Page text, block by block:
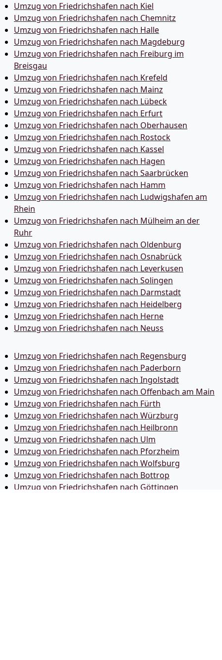
Umzug von Friedrichshafen nach Kiel
Umzug von Friedrichshafen nach Chemnitz
Umzug von Friedrichshafen nach Halle
Umzug von Friedrichshafen nach Magdeburg
Umzug von Friedrichshafen nach Freiburg im
Breisgau
Umzug von Friedrichshafen nach Krefeld
Umzug von Friedrichshafen nach Mainz
Umzug von Friedrichshafen nach Lübeck
Umzug von Friedrichshafen nach Erfurt
Umzug von Friedrichshafen nach Oberhausen
Umzug von Friedrichshafen nach Rostock
Umzug von Friedrichshafen nach Kassel
Umzug von Friedrichshafen nach Hagen
Umzug von Friedrichshafen nach Saarbrücken
Umzug von Friedrichshafen nach Hamm
Umzug von Friedrichshafen nach Ludwigshafen am
Rhein
Umzug von Friedrichshafen nach Mülheim an der
Ruhr
Umzug von Friedrichshafen nach Oldenburg
Umzug von Friedrichshafen nach Osnabrück
Umzug von Friedrichshafen nach Leverkusen
Umzug von Friedrichshafen nach Solingen
Umzug von Friedrichshafen nach Darmstadt
Umzug von Friedrichshafen nach Heidelberg
Umzug von Friedrichshafen nach Herne
Umzug von Friedrichshafen nach Neuss
Umzug von Friedrichshafen nach Regensburg
Umzug von Friedrichshafen nach Paderborn
Umzug von Friedrichshafen nach Ingolstadt
Umzug von Friedrichshafen nach Offenbach am Main
Umzug von Friedrichshafen nach Fürth
Umzug von Friedrichshafen nach Würzburg
Umzug von Friedrichshafen nach Heilbronn
Umzug von Friedrichshafen nach Ulm
Umzug von Friedrichshafen nach Pforzheim
Umzug von Friedrichshafen nach Wolfsburg
Umzug von Friedrichshafen nach Bottrop
Umzug von Friedrichshafen nach Göttingen